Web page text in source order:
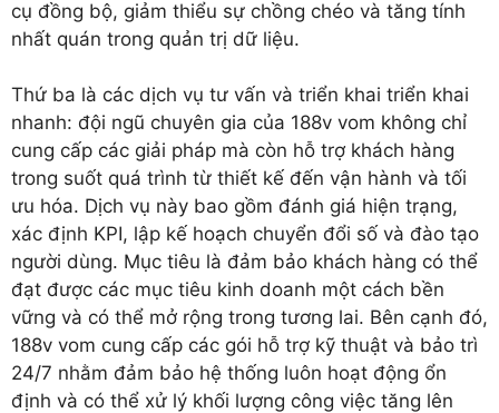
cụ đồng bộ, giảm thiểu sự chồng chéo và tăng tính
nhất quán trong quản trị dữ liệu.
Thứ ba là các dịch vụ tư vấn và triển khai triển khai
nhanh: đội ngũ chuyên gia của 188v vom không chỉ
cung cấp các giải pháp mà còn hỗ trợ khách hàng
trong suốt quá trình từ thiết kế đến vận hành và tối
ưu hóa. Dịch vụ này bao gồm đánh giá hiện trạng,
xác định KPI, lập kế hoạch chuyển đổi số và đào tạo
người dùng. Mục tiêu là đảm bảo khách hàng có thể
đạt được các mục tiêu kinh doanh một cách bền
vững và có thể mở rộng trong tương lai. Bên cạnh đó,
188v vom cung cấp các gói hỗ trợ kỹ thuật và bảo trì
24/7 nhằm đảm bảo hệ thống luôn hoạt động ổn
định và có thể xử lý khối lượng công việc tăng lên